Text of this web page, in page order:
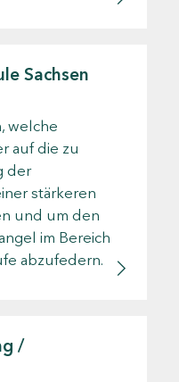
Sachsen
welche
auf die zu
der
stärkeren
und um den
im Bereich
abzufedern.
/